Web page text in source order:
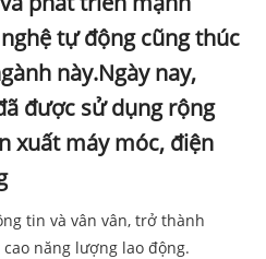
tự động cũng thúc
này.Ngày nay,
được sử dụng rộng
xuất máy móc, điện
tin và vân vân, trở thành
năng lượng lao động.